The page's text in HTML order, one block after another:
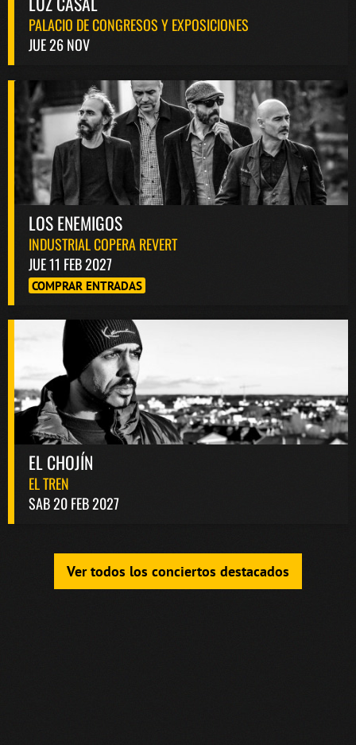
PALACIO DE CONGRESOS Y EXPOSICIONES
JUE 26 NOV
LOS ENEMIGOS
INDUSTRIAL COPERA REVERT
JUE 11 FEB 2027
COMPRAR ENTRADAS
EL CHOJÍN
EL TREN
SAB 20 FEB 2027
Ver todos los conciertos destacados